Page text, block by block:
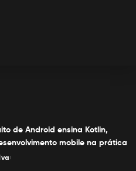
de Android ensina Kotlin,
mobile na prática